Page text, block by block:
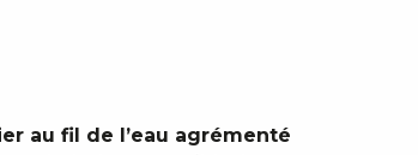
au fil de l’eau agrémenté